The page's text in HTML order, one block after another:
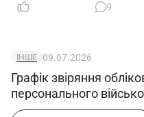
9
ІНШЕ 09.07.2026
Графік звіряння
персонального
обліковими